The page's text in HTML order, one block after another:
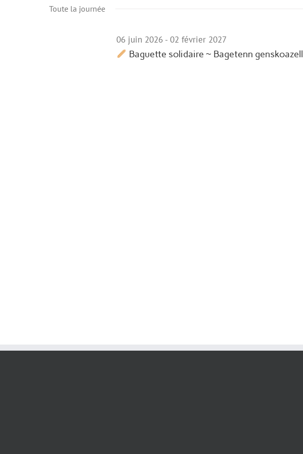
for
une
date.
Toute la journée
Baguette solidaire ~ Bagetenn genskoazell
06 juin 2026 -02 février 2027